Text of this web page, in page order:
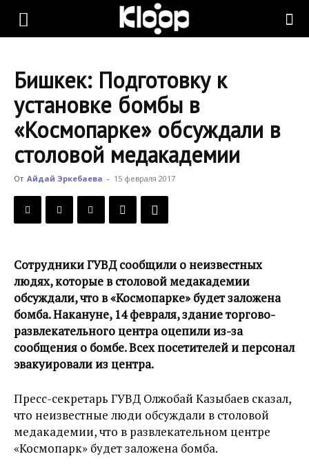
KLOOP.KG
Новости
Кыргызстана
Бишкек: Подготовку к
установке бомбы в
«Космопарке» обсуждали в
столовой медакадемии
От Айдай Эркебаева - 15 февраля 2017
Сотрудники ГУВД сообщили о неизвестных
людях, которые в столовой медакадемии
обсуждали, что в «Космопарке» будет заложена
бомба. Накануне, 14 февраля, здание торгово-
развлекательного центра оцепили из-за
сообщения о бомбе. Всех посетителей и персонал
эвакуировали из центра.
Пресс-секретарь ГУВД Олжобай Казыбаев сказал,
что неизвестные люди обсуждали в столовой
медакадемии, что в развлекательном центре
«Космопарк» будет заложена бомба.